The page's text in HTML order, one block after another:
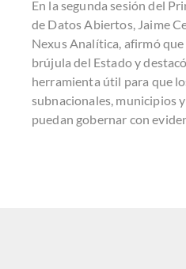
En la segunda sesión del
de Datos Abiertos, Jaime
Nexus Analítica, afirmó
brújula del Estado y
herramienta útil para que
subnacionales, municipios
puedan gobernar con